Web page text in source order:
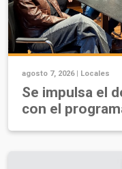
agosto 7, 2026 | Locales
Se impulsa el
con el